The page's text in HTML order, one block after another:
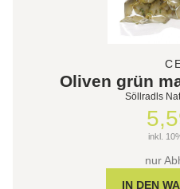
Oliven grün
Söllradls
inkl.
nur